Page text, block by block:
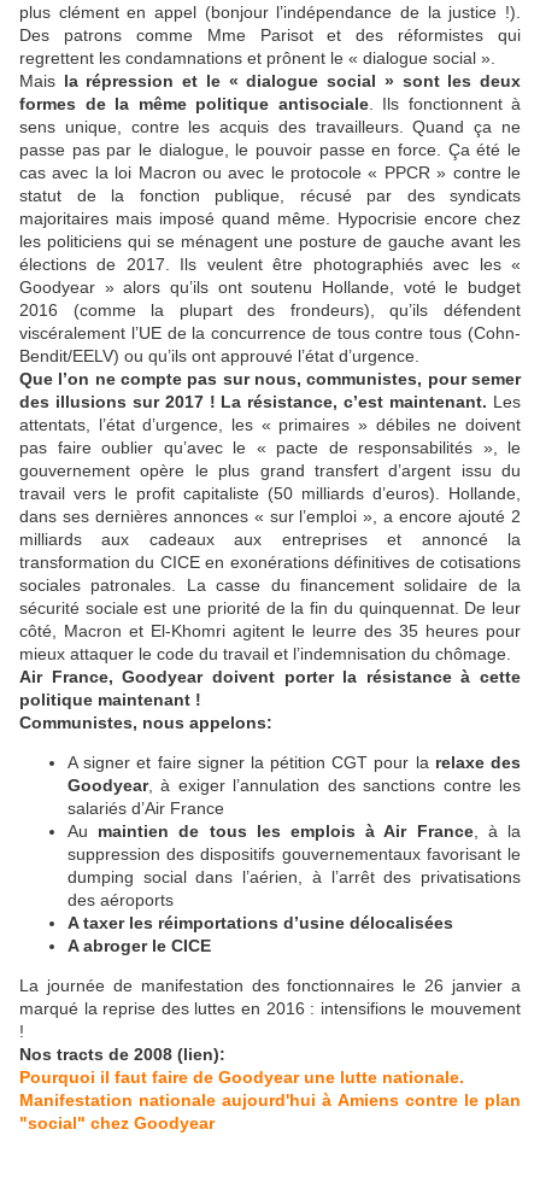
plus clément en appel (bonjour l’indépendance de la justice !).
Des patrons comme Mme Parisot et des réformistes qui
regrettent les condamnations et prônent le « dialogue social ».
Mais la répression et le « dialogue social » sont les deux
formes de la même politique antisociale. Ils fonctionnent à
sens unique, contre les acquis des travailleurs. Quand ça ne
passe pas par le dialogue, le pouvoir passe en force. Ça été le
cas avec la loi Macron ou avec le protocole « PPCR » contre le
statut de la fonction publique, récusé par des syndicats
majoritaires mais imposé quand même. Hypocrisie encore chez
les politiciens qui se ménagent une posture de gauche avant les
élections de 2017. Ils veulent être photographiés avec les «
Goodyear » alors qu’ils ont soutenu Hollande, voté le budget
2016 (comme la plupart des frondeurs), qu’ils défendent
viscéralement l’UE de la concurrence de tous contre tous (Cohn-
Bendit/EELV) ou qu’ils ont approuvé l’état d’urgence.
Que l’on ne compte pas sur nous, communistes, pour semer
des illusions sur 2017 ! La résistance, c’est maintenant. Les
attentats, l’état d’urgence, les « primaires » débiles ne doivent
pas faire oublier qu’avec le « pacte de responsabilités », le
gouvernement opère le plus grand transfert d’argent issu du
travail vers le profit capitaliste (50 milliards d’euros). Hollande,
dans ses dernières annonces « sur l’emploi », a encore ajouté 2
milliards aux cadeaux aux entreprises et annoncé la
transformation du CICE en exonérations définitives de cotisations
sociales patronales. La casse du financement solidaire de la
sécurité sociale est une priorité de la fin du quinquennat. De leur
côté, Macron et El-Khomri agitent le leurre des 35 heures pour
mieux attaquer le code du travail et l’indemnisation du chômage.
Air France, Goodyear doivent porter la résistance à cette
politique maintenant !
Communistes, nous appelons:
A signer et faire signer la pétition CGT pour la relaxe des
Goodyear, à exiger l’annulation des sanctions contre les
salariés d’Air France
Au maintien de tous les emplois à Air France, à la
suppression des dispositifs gouvernementaux favorisant le
dumping social dans l’aérien, à l’arrêt des privatisations
des aéroports
A taxer les réimportations d’usine délocalisées
A abroger le CICE
La journée de manifestation des fonctionnaires le 26 janvier a
marqué la reprise des luttes en 2016 : intensifions le mouvement
!
Nos tracts de 2008 (lien):
Pourquoi il faut faire de Goodyear une lutte nationale.
Manifestation nationale aujourd'hui à Amiens contre le plan
"social" chez Goodyear